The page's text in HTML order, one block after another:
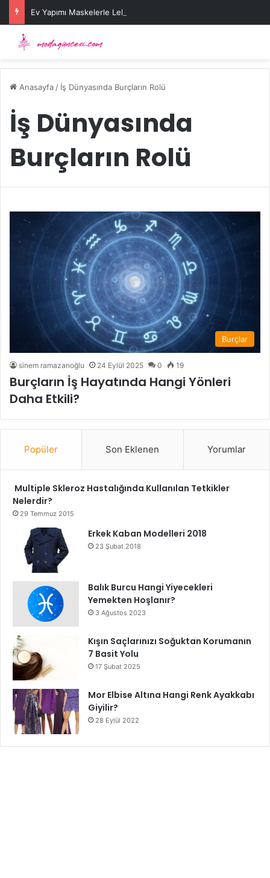
Ev Yapımı Maskelerle Leke Sorununa Çözüm Önerileri
Anasayfa / İş Dünyasında Burçların Rolü
İş Dünyasında
Burçların Rolü
Burçlar
sinem ramazanoğlu 24 Eylül 2025 0 19
Burçların İş Hayatında Hangi Yönleri
Daha Etkili?
Popüler Son Eklenen Yorumlar
Multiple Skleroz Hastalığında Kullanılan Tetkikler
Nelerdir?
29 Temmuz 2015
Erkek Kaban Modelleri 2018
23 Şubat 2018
Balık Burcu Hangi Yiyecekleri
Yemekten Hoşlanır?
3 Ağustos 2023
Kışın Saçlarınızı Soğuktan Korumanın
7 Basit Yolu
17 Şubat 2025
Mor Elbise Altına Hangi Renk Ayakkabı
Giyilir?
28 Eylül 2022